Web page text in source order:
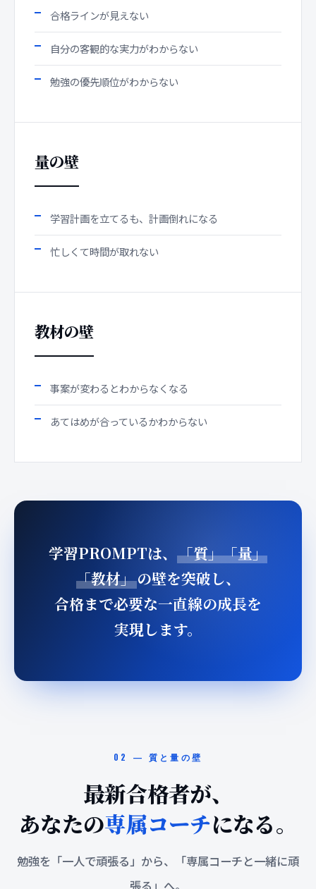
合格ラインが見えない
自分の客観的な実力がわからない
勉強の優先順位がわからない
量の壁
学習計画を立てるも、計画倒れになる
忙しくて時間が取れない
教材の壁
事案が変わるとわからなくなる
あてはめが合っているかわからない
学習PROMPTは、 「質」「量」
「教材」の壁を突破し、
合格まで必要な一直線の成長を
実現します。
02 — 質と量の壁
最新合格者が、
あなたの専属コーチになる。
勉強を「一人で頑張る」から、「専属コーチと一緒に頑
張る」へ。